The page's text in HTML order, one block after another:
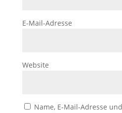
E-Mail-Adresse
Website
Name, E-Mail-Adresse